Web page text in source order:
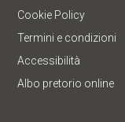
Cookie Policy
Termini e condizioni
Accessibilità
Albo pretorio online